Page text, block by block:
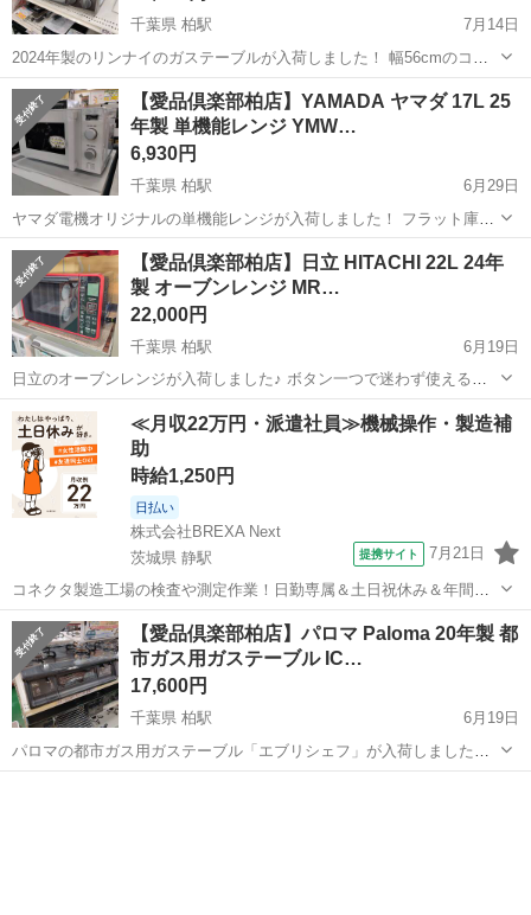
千葉県 柏駅
7月14日
2024年製のリンナイのガステーブルが入荷しました！ 幅56cmのコン
パクト設計で、一人暮らしや限られたキッチンスペースにおすすめで
す。 バーナー周りの隙間がないワンピーストップ仕様なので、煮こぼ
れの侵入を防いで...
千葉 柏市 柏駅 キッチン家電
【愛品倶楽部柏店】YAMADA ヤマダ 17L 25
年製 単機能レンジ YMW…
6,930円
千葉県 柏駅
6月29日
ヤマダ電機オリジナルの単機能レンジが入荷しました！ フラット庫内
だから、大きなお弁当もそのまま温められて、サッと拭くだけでお手
入れも楽々ですよ♪ 操作はシンプルなダイヤル式なので、難しい設定
が苦手な方にもおすすめ。 ...
千葉 柏市 柏駅 キッチン家電
【愛品倶楽部柏店】日立 HITACHI 22L 24年
製 オーブンレンジ MR…
22,000円
千葉県 柏駅
6月19日
日立のオーブンレンジが入荷しました♪ ボタン一つで迷わず使えるダ
イレクトキーがとっても便利。 庫内はフラットでお手入れがしやす
く、お弁当などの出し入れもスムーズです。 最高1000Wの自動あたた
め機能もあるので...
千葉 柏市 柏駅 キッチン家電 MRO
≪月収22万円・派遣社員≫機械操作・製造補
助
時給1,250円
日払い
株式会社BREXA Next
茨城県 静駅
提携サイト 7月21日
コネクタ製造工場の検査や測定作業！日勤専属＆土日祝休み＆年間休
日128日★クリーンルーム内作業★マイカー通勤OK＆無料駐車場あり
★就業先食堂利用可！日払い制度あり！《茨城県常陸大宮市》 人気の
工場のお仕事 ◇コネクタ製造工...
茨城 常陸大宮市 静駅 その他
【愛品倶楽部柏店】パロマ Paloma 20年製 都
市ガス用ガステーブル IC…
17,600円
千葉県 柏駅
6月19日
パロマの都市ガス用ガステーブル「エブリシェフ」が入荷しました！
右側が強火力バーナーになっています。 この機種の魅力は、なんとい